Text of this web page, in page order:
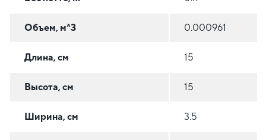
Объем, м^3 0.000961
Длина, см 15
Высота, см 15
Ширина, см 3.5